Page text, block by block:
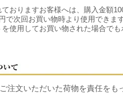
おりますお客様へは、購入金額
で次回お買い物時より使用でき
使用してお買い物された場合でも
注文いただいた荷物を責任を